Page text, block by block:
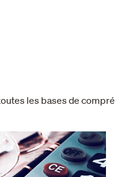
les bases de